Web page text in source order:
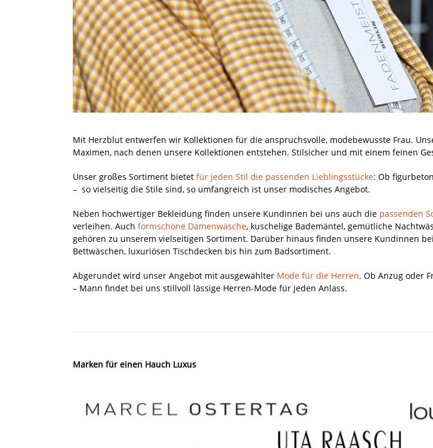
Mit Herzblut entwerfen wir Kollektionen für die anspruchsvolle, modebewusste Frau.
Maximen, nach denen unsere Kollektionen entstehen. Stilsicher und mit einem feinen
Unser großes Sortiment bietet für jeden Stil die passenden Lieblingsstücke: Ob
– so vielseitig die Stile sind, so umfangreich ist unser modisches Angebot.
Neben hochwertiger Bekleidung finden unsere Kundinnen bei uns auch die passenden
verleihen. Auch formschöne Damenwäsche, kuschelige Bademäntel, gemütliche
gehören zu unserem vielseitigen Sortiment. Darüber hinaus finden unsere Kundinnen
Bettwäschen, luxuriösen Tischdecken bis hin zum Badsortiment.
Abgerundet wird unser Angebot mit ausgewählter Mode für die Herren. Ob Anzug oder
– Mann findet bei uns stillvoll lässige Herren-Mode für jeden Anlass.
Marken für einen Hauch Luxus